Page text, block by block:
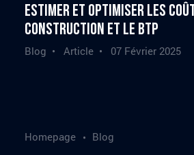
Estimer et optimiser les
construction et le BTP
Blog • Article • 07 Février 2025
Homepage Blog